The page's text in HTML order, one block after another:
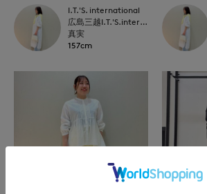
I.T.'S. international
広島三越I.T.'S.international
真実
157cm